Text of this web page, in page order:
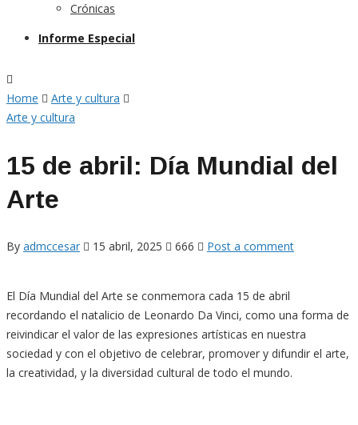
Crónicas
Informe Especial
Home
Arte y cultura
Arte y cultura
15 de abril: Día Mundial del
Arte
By admccesar 15 abril, 2025 666 Post a comment
El Día Mundial del Arte se conmemora cada 15 de abril
recordando el natalicio de Leonardo Da Vinci, como una forma de
reivindicar el valor de las expresiones artísticas en nuestra
sociedad y con el objetivo de celebrar, promover y difundir el arte,
la creatividad, y la diversidad cultural de todo el mundo.